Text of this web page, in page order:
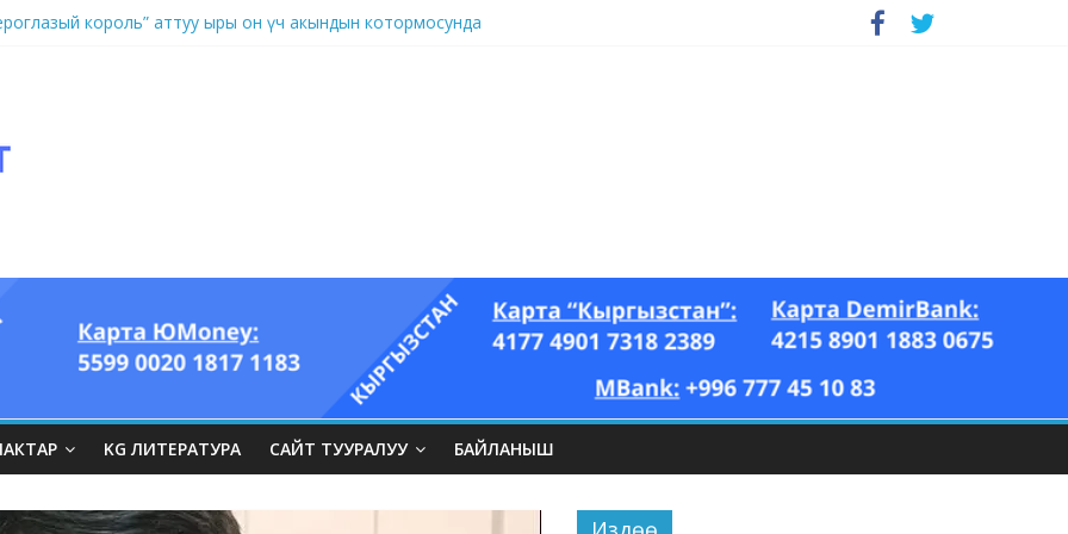
король” аттуу ыры он үч акындын котормосунда
KG ЛИТЕРАТУРА САЙТ ТУУРАЛУУ БАЙЛАНЫШ